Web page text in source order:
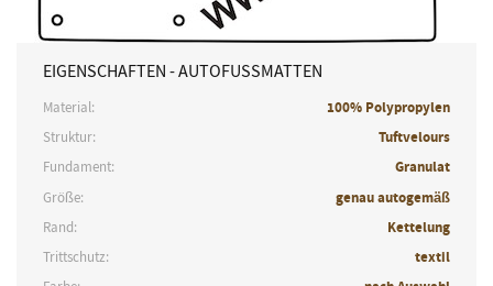
EIGENSCHAFTEN - AUTOFUSSMATTEN
Material:
100% Polypropylen
Struktur:
Tuftvelours
Fundament:
Granulat
Größe:
genau autogemäß
Rand:
Kettelung
Trittschutz:
textil